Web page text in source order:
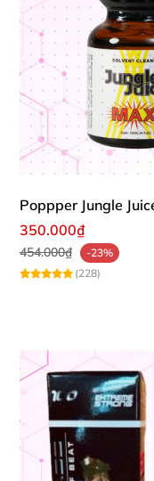
Poppper Jungle
350.000₫
454.000₫
-23%
(228)